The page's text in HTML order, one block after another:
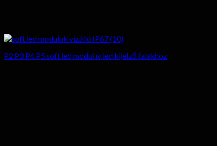
P2 P3 P4 P5 soft led modul ív led kijelző falakhoz